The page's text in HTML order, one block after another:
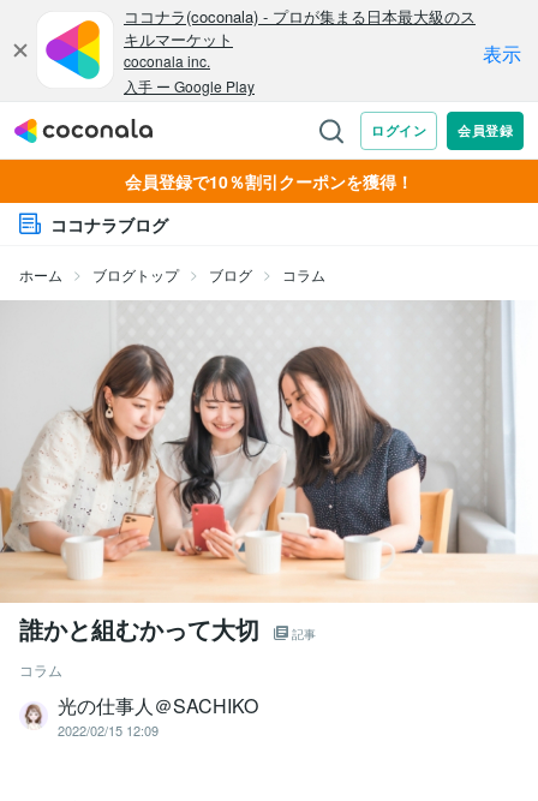
会員登録で10％割引クーポンを獲得！
ココナラブログ
ホーム ブログトップ ブログ コラム
誰かと組むかって大切 記事
コラム
光の仕事人＠SACHIKO
2022/02/15 12:09